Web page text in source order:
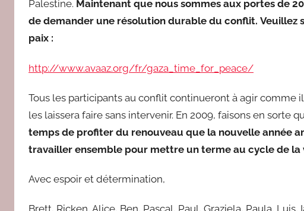
Palestine. Maintenant que nous sommes aux portes de
de demander une résolution durable du conflit. Veuillez
paix :
http://www.avaaz.org/fr/gaza_time_for_peace/
Tous les participants au conflit continueront à agir comme
les laissera faire sans intervenir. En 2009, faisons en sorte
temps de profiter du renouveau que la nouvelle année
travailler ensemble pour mettre un terme au cycle de la
Avec espoir et détermination,